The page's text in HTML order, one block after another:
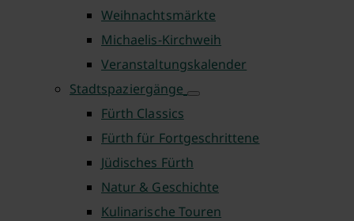
Weihnachtsmärkte
Michaelis-Kirchweih
Veranstaltungskalender
Stadtspaziergänge
Fürth Classics
Fürth für Fortgeschrittene
Jüdisches Fürth
Natur & Geschichte
Kulinarische Touren